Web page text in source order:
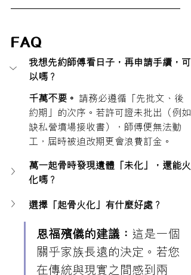
FAQ
我想先約師傅看日子，再申請手續，可
以嗎？
千萬不要。
請務必遵循「先批文、後
約期」的次序。若許可證未批出（例如
缺私營墳場接收書），師傅便無法動
工，屆時被迫改期更會浪費訂金。
萬一起骨時發現遺體「未化」，還能火
化嗎？
選擇「起骨火化」有什麼好處？
恩福殯儀的建議： 這是一個
關乎家族長遠的決定。若您
在傳統與現實之間感到兩